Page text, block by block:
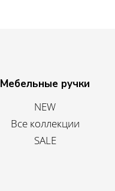
Мебельные ручки
NEW
Все коллекции
SALE